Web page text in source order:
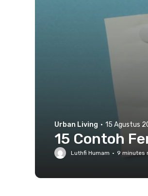
Urban Living · 15 Agustus
15 Contoh
Luthfi Humam · 9 minutes